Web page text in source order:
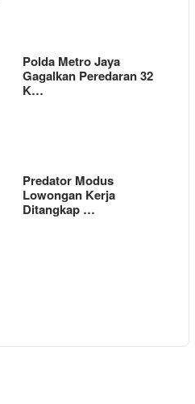
Polda Metro Jaya
Gagalkan Peredaran 32
K…
Predator Modus
Lowongan Kerja
Ditangkap …